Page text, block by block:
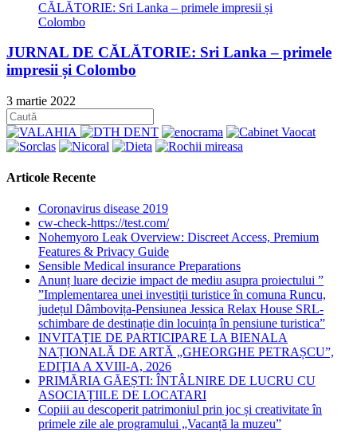
JURNAL DE CĂLĂTORIE: Sri Lanka – primele
impresii și Colombo
3 martie 2022
Articole Recente
Coronavirus disease 2019
cw-check-https://test.com/
Nohemyoro Leak Overview: Discreet Access, Premium
Features & Privacy Guide
Sensible Medical insurance Preparations
Anunț luare decizie impact de mediu asupra proiectului ”
”Implementarea unei investiții turistice în comuna Runcu,
județul Dâmbovița-Pensiunea Jessica Relax House SRL-
schimbare de destinație din locuința în pensiune turistica”
INVITAȚIE DE PARTICIPARE LA BIENALA
NAȚIONALĂ DE ARTĂ „GHEORGHE PETRAȘCU”,
EDIŢIA A XVIII-A, 2026
PRIMĂRIA GĂEȘTI: ÎNTÂLNIRE DE LUCRU CU
ASOCIAȚIILE DE LOCATARI
Copiii au descoperit patrimoniul prin joc și creativitate în
primele zile ale programului „Vacanță la muzeu”